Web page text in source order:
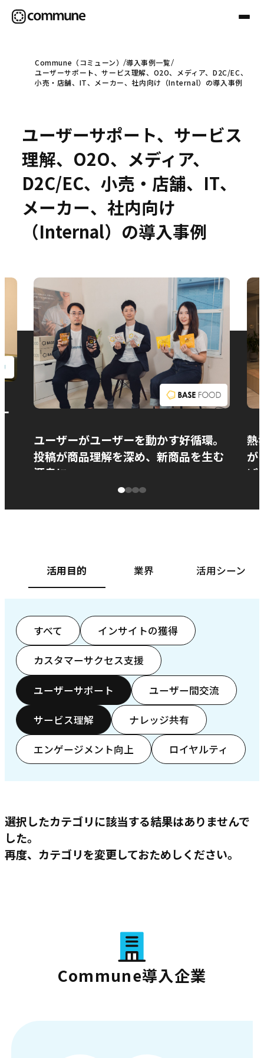
Communeについて
事例
セミナー
お問い合わせ
Commune（コミューン）
導入事例一覧
ユーザーサポート、サービス理解、O2O、メディア、D2C/EC、
小売・店舗、IT、メーカー、社内向け（Internal）の導入事例
ユーザーサポート、サービス
理解、O2O、メディア、
D2C/EC、小売・店舗、IT、
メーカー、社内向け
（Internal）の導入事例
ユーザーがユーザーを動かす好循環。
投稿が商品理解を深め、新商品を生む
源泉に
熱
が
ぱ
活用目的 業界 活用シーン
すべて インサイトの獲得
カスタマーサクセス支援
ユーザーサポート ユーザー間交流
サービス理解 ナレッジ共有
エンゲージメント向上 ロイヤルティ
選択したカテゴリに該当する結果はありませんで
した。
再度、カテゴリを変更しておためしください。
Commune導入企業